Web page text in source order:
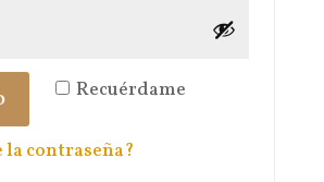
Recuérdame
la contraseña?